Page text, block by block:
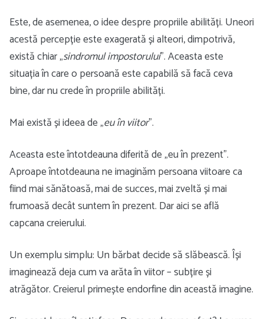
Este, de asemenea, o idee despre propriile abilități. Uneori
acestă percepție este exagerată și alteori, dimpotrivă,
există chiar „sindromul impostorului”. Aceasta este
situația în care o persoană este capabilă să facă ceva
bine, dar nu crede în propriile abilități.
Mai există și ideea de „eu în viitor”.
Aceasta este întotdeauna diferită de „eu în prezent”.
Aproape întotdeauna ne imaginăm persoana viitoare ca
fiind mai sănătoasă, mai de succes, mai zveltă și mai
frumoasă decât suntem în prezent. Dar aici se află
capcana creierului.
Un exemplu simplu: Un bărbat decide să slăbească. Își
imaginează deja cum va arăta în viitor – subțire și
atrăgător. Creierul primește endorfine din această imagine.